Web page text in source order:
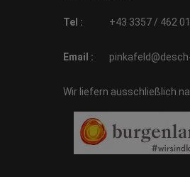
Tel : +43 3357 / 462 01
Email :
Wir liefern ausschließlich